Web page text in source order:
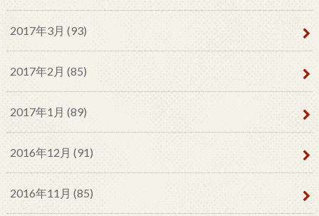
2017年3月 (93)
2017年2月 (85)
2017年1月 (89)
2016年12月 (91)
2016年11月 (85)